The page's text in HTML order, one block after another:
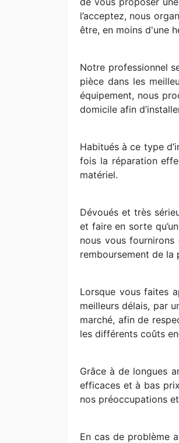
l’acceptez, nous
être, en moins d'une
Notre professionnel
pièce dans les
équipement, nous
domicile afin
Habitués à ce type
fois la réparation
matériel.
Dévoués et très
et faire en sorte
nous vous
remboursement de la
Lorsque vous faites
meilleurs délais, par
marché, afin de
les différents coûts
Grâce à de longues
efficaces et à bas
nos préoccupations
En cas de problème